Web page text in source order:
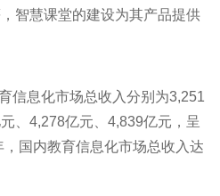
智慧课堂的建设为其产品提供
信息化市场总收入分别为3,251
、4,278亿元、4,839亿元，呈
国内教育信息化市场总收入达